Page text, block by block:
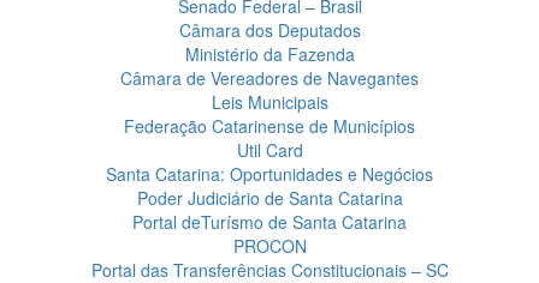
Senado Federal – Brasil
Câmara dos Deputados
Ministério da Fazenda
Câmara de Vereadores de Navegantes
Leis Municipais
Federação Catarinense de Municípios
Util Card
Santa Catarina: Oportunidades e Negócios
Poder Judiciário de Santa Catarina
Portal deTurísmo de Santa Catarina
PROCON
Portal das Transferências Constitucionais – SC